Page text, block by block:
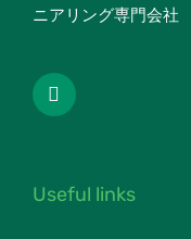
ニアリング専門会社
Useful links